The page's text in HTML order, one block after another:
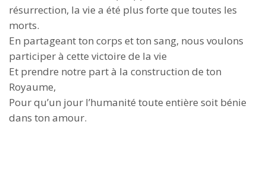
résurrection, la vie a été plus forte que toutes les
morts.
En partageant ton corps et ton sang, nous voulons
participer à cette victoire de la vie
Et prendre notre part à la construction de ton
Royaume,
Pour qu’un jour l’humanité toute entière soit bénie
dans ton amour.